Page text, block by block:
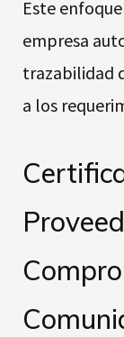
Este
empresa
trazabilidad
a los